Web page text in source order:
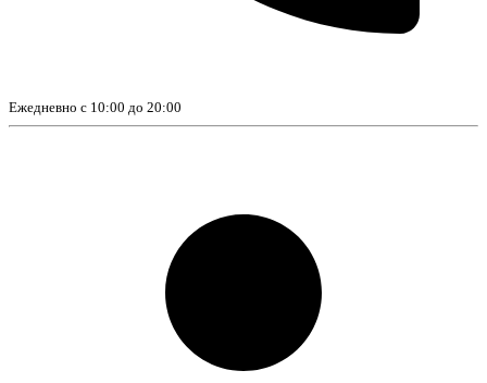
Ежедневно с 10:00 до 20:00